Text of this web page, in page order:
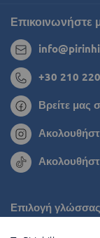
Επικοινωνήστε
+30 210
Βρείτε μας
Επιλογή γλώσσας